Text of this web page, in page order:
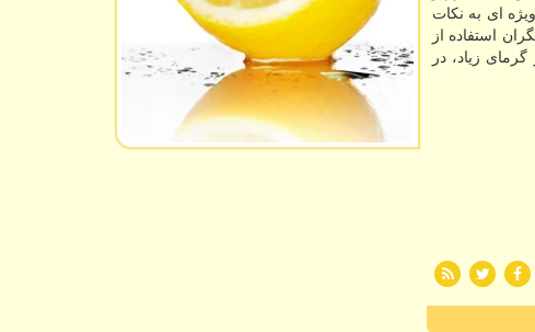
ای به نکات
و روبوسی با دیگران استفاده از
زیاد، در